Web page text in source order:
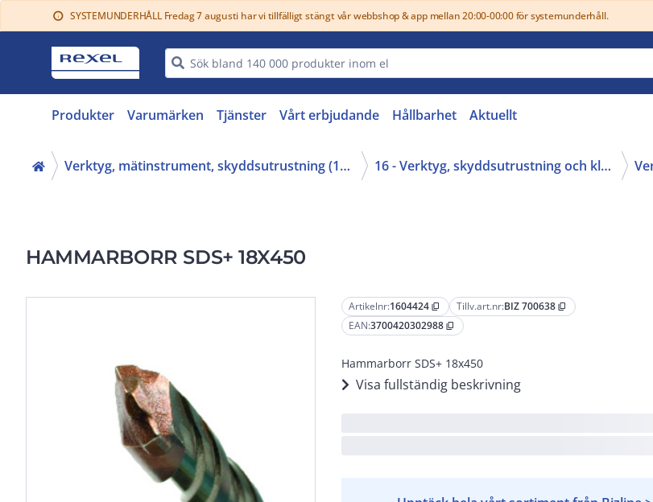
info SYSTEMUNDERHÅLL Fredag 7 augusti har vi tillfälligt stängt vår webbshop & app mellan 20:00-00:00 för systemunderhåll.
Produkter Varumärken Tjänster Vårt erbjudande Hållbarhet Aktuellt
Verktyg, mätinstrument, skyddsutrustning (16, 42) 16 - Verktyg, skyddsutrustning och kläder
HAMMARBORR SDS+ 18X450
Artikelnr:1604424 content_copy Tillv.art.nr:BIZ 700638 content_copy
EAN:3700420302988 content_copy
Hammarborr SDS+ 18x450
Visa fullständig beskrivning